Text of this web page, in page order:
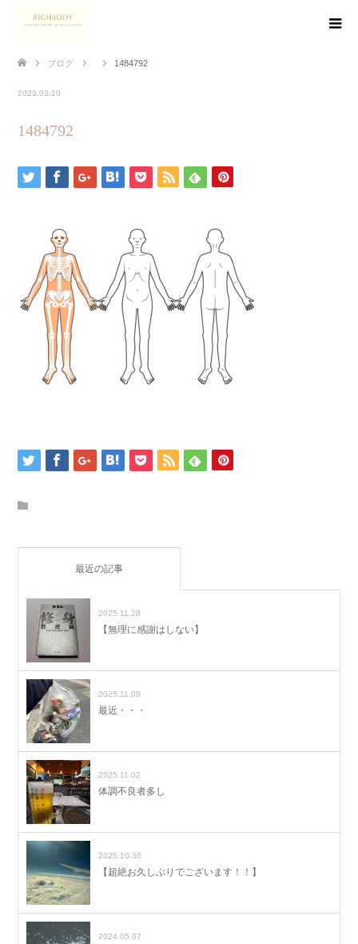
ブログ 1484792
2023.03.10
1484792
最近の記事
2025.11.28
【無理に感謝はしない】
2025.11.09
最近・・・
2025.11.02
体調不良者多し
2025.10.30
【超絶お久しぶりでございます！！】
2024.05.07